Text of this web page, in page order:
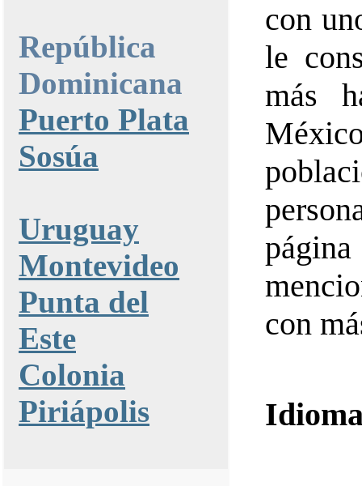
República
Dominicana
Puerto Plata
Sosúa
Uruguay
Montevideo
Punta del
Este
Colonia
Piriápolis
con
le
más
con